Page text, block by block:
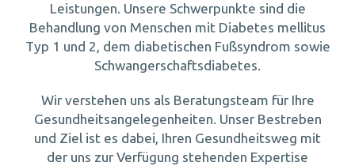
Leistungen. Unsere Schwerpunkte sind die
Behandlung von Menschen mit Diabetes mellitus
Typ 1 und 2, dem diabetischen Fußsyndrom sowie
Schwangerschaftsdiabetes.
Wir verstehen uns als Beratungsteam für Ihre
Gesundheitsangelegenheiten. Unser Bestreben
und Ziel ist es dabei, Ihren Gesundheitsweg mit
der uns zur Verfügung stehenden Expertise